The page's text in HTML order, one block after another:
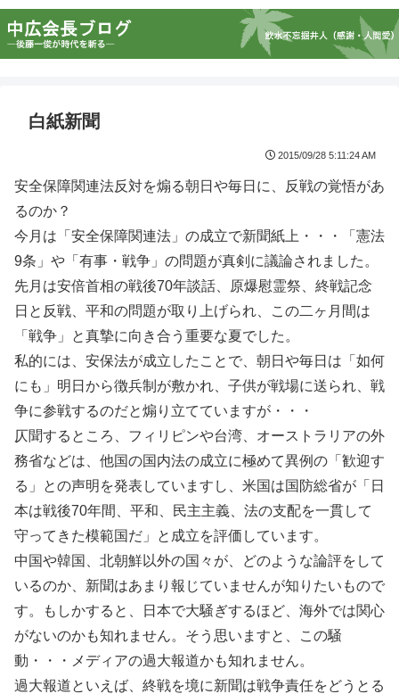
白紙新聞
2015/09/28 5:11:24 AM
安全保障関連法反対を煽る朝日や毎日に、反戦の覚悟があ
るのか？
今月は「安全保障関連法」の成立で新聞紙上・・・「憲法
9条」や「有事・戦争」の問題が真剣に議論されました。
先月は安倍首相の戦後70年談話、原爆慰霊祭、終戦記念
日と反戦、平和の問題が取り上げられ、この二ヶ月間は
「戦争」と真摯に向き合う重要な夏でした。
私的には、安保法が成立したことで、朝日や毎日は「如何
にも」明日から徴兵制が敷かれ、子供が戦場に送られ、戦
争に参戦するのだと煽り立てていますが・・・
仄聞するところ、フィリピンや台湾、オーストラリアの外
務省などは、他国の国内法の成立に極めて異例の「歓迎す
る」との声明を発表していますし、米国は国防総省が「日
本は戦後70年間、平和、民主主義、法の支配を一貫して
守ってきた模範国だ」と成立を評価しています。
中国や韓国、北朝鮮以外の国々が、どのような論評をして
いるのか、新聞はあまり報じていませんが知りたいもので
す。もしかすると、日本で大騒ぎするほど、海外では関心
がないのかも知れません。そう思いますと、この騒
動・・・メディアの過大報道かも知れません。
過大報道といえば、終戦を境に新聞は戦争責任をどうとる